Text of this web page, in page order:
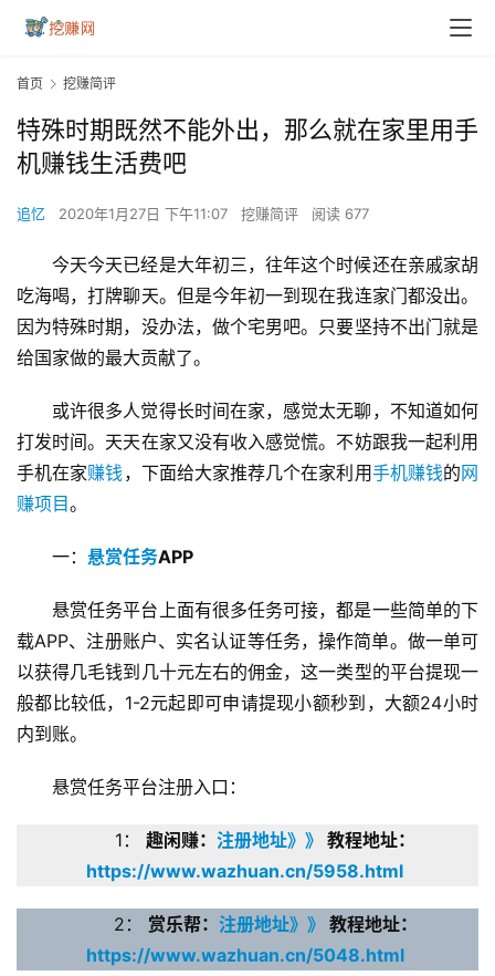
首页 挖赚简评
特殊时期既然不能外出，那么就在家里用手
机赚钱生活费吧
追忆 2020年1月27日 下午11:07 挖赚简评 阅读 677
今天今天已经是大年初三，往年这个时候还在亲戚家胡
吃海喝，打牌聊天。但是今年初一到现在我连家门都没出。
因为特殊时期，没办法，做个宅男吧。只要坚持不出门就是
给国家做的最大贡献了。
或许很多人觉得长时间在家，感觉太无聊，不知道如何
打发时间。天天在家又没有收入感觉慌。不妨跟我一起利用
手机在家赚钱，下面给大家推荐几个在家利用手机赚钱的网
赚项目。
一： 悬赏任务APP
悬赏任务平台上面有很多任务可接，都是一些简单的下
载APP、注册账户、实名认证等任务，操作简单。做一单可
以获得几毛钱到几十元左右的佣金，这一类型的平台提现一
般都比较低，1-2元起即可申请提现小额秒到，大额24小时
内到账。
悬赏任务平台注册入口：
1： 趣闲赚： 注册地址》》 教程地址：
https://www.wazhuan.cn/5958.html
2： 赏乐帮： 注册地址》》 教程地址：
https://www.wazhuan.cn/5048.html